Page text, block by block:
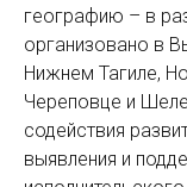
географию – в
организовано в
Нижнем Тагиле,
Череповце и
содействия
выявления и